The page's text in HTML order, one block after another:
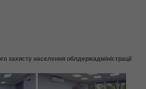
захисту населення облдержадміністрації